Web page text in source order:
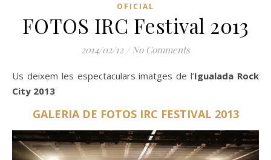
OFICIAL
FOTOS IRC Festival 2013
2014/02/12 / No Comments
Us deixem les espectaculars imatges de l’Igualada Rock
City 2013
GALERIA DE FOTOS IRC FESTIVAL 2013